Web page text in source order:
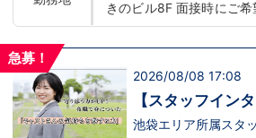
【https://
数ですがコピー＆ペ
他社と比較検討中な
もしれません。アナ
しております。
推出語言津貼能說至
きのビル8F 面接時にご希望の勤務地をお伺い
し、配属店舗を決定いた
■横浜エリア：神奈川県
黄金町駅、日ノ出町駅
駅、伊勢佐木長者町駅 ・
幌エリア：北海道札幌市
急募！
2026/08/08 17:08
【スタッフイン
で飛び込んだス
池袋エリア所属スタ